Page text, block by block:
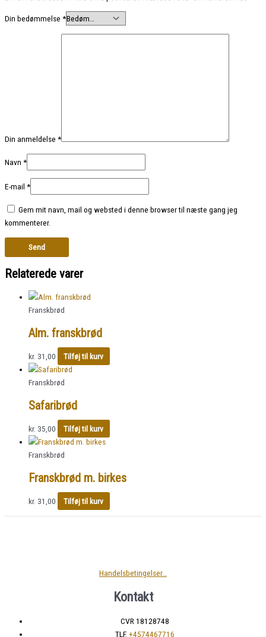
Din bedømmelse *
Din anmeldelse *
Navn *
E-mail *
Gem mit navn, mail og websted i denne browser til næste gang jeg
kommenterer.
Relaterede varer
Franskbrød
Alm. franskbrød
kr. 31,00 Tilføj til kurv
Franskbrød
Safaribrød
kr. 35,00 Tilføj til kurv
Franskbrød
Franskbrød m. birkes
kr. 31,00 Tilføj til kurv
Handelsbetingelser…
Kontakt
CVR 18128748
TLF. +4574467716